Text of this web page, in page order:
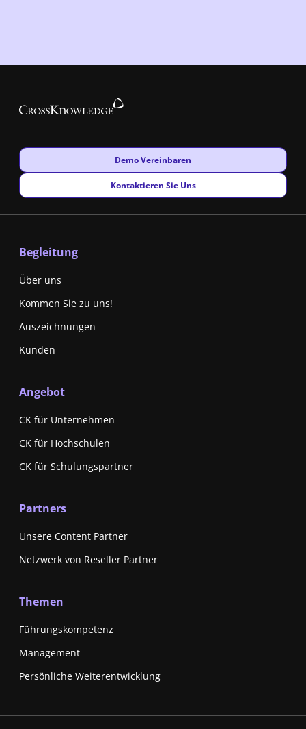
New window
Demo Vereinbaren
New window
Kontaktieren Sie Uns
Begleitung
Über uns
Kommen Sie zu uns!
Auszeichnungen
Kunden
Angebot
CK für Unternehmen
CK für Hochschulen
CK für Schulungspartner
Partners
Unsere Content Partner
Netzwerk von Reseller Partner
Themen
Führungskompetenz
Management
Persönliche Weiterentwicklung